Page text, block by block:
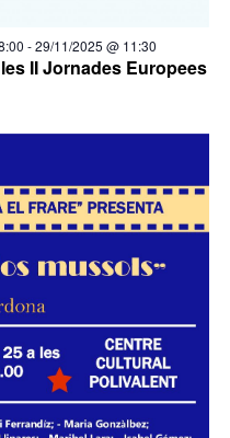
II Jornades Europees
-29/11/2025 @ 11:30